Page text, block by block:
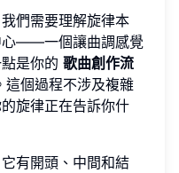
們需要理解旋律本
心——一個讓曲調感覺
是你的 歌曲創作流
這個過程不涉及複雜
旋律正在告訴你什
有開頭、中間和結